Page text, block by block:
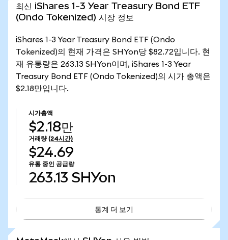
최신 iShares 1-3 Year Treasury Bond ETF
(Ondo Tokenized) 시장 정보
iShares 1-3 Year Treasury Bond ETF (Ondo
Tokenized)의 현재 가격은 SHYon당 $82.72입니다. 현
재 유통량은 263.13 SHYon이며, iShares 1-3 Year
Treasury Bond ETF (Ondo Tokenized)의 시가 총액은
$2.18만입니다.
시가총액
$2.18만
거래량 (24시간)
$24.69
유통 중인 공급량
263.13 SHYon
통계 더 보기